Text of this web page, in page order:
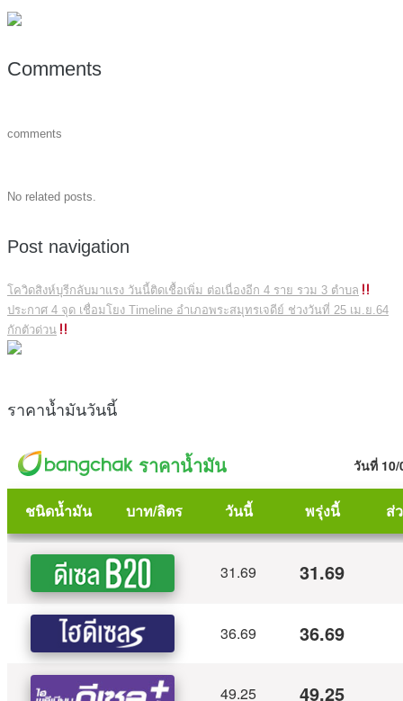
Comments
comments
No related posts.
Post navigation
โควิดสิงห์บุรีกลับมาแรง วันนี้ติดเชื้อเพิ่ม ต่อเนื่องอีก 4 ราย รวม 3 ตำบล
ประกาศ 4 จุด เชื่อมโยง Timeline อำเภอพระสมุทรเจดีย์ ช่วงวันที่ 25 เม.ย.64
กักตัวด่วน
ราคาน้ำมันวันนี้